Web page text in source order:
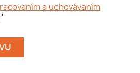
a uchovávaním
*